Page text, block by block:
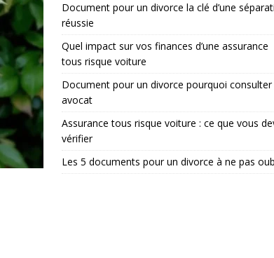
Document pour un divorce la clé d’une
réussie
Quel impact sur vos finances d’une assurance
tous risque voiture
Document pour un divorce pourquoi consulter
avocat
Assurance tous risque voiture : ce que vous
vérifier
Les 5 documents pour un divorce à ne pas